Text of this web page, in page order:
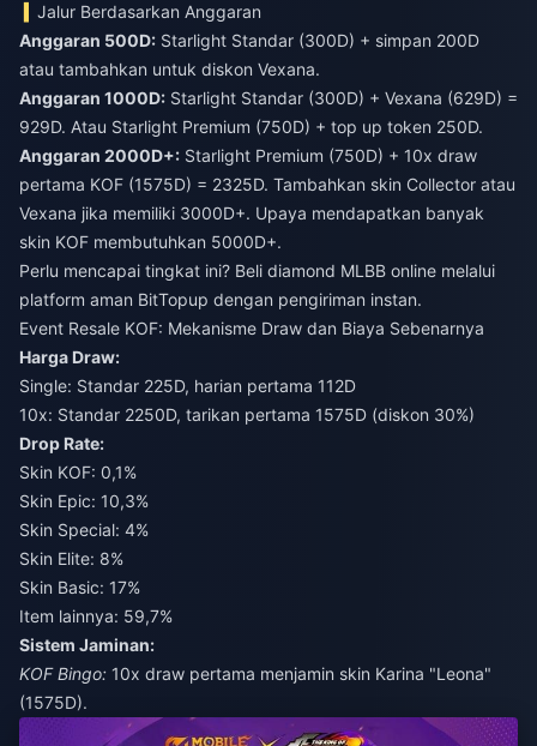
Jalur Berdasarkan Anggaran
Anggaran 500D: Starlight Standar (300D) + simpan 200D
atau tambahkan untuk diskon Vexana.
Anggaran 1000D: Starlight Standar (300D) + Vexana (629D) =
929D. Atau Starlight Premium (750D) + top up token 250D.
Anggaran 2000D+: Starlight Premium (750D) + 10x draw
pertama KOF (1575D) = 2325D. Tambahkan skin Collector atau
Vexana jika memiliki 3000D+. Upaya mendapatkan banyak
skin KOF membutuhkan 5000D+.
Perlu mencapai tingkat ini? Beli diamond MLBB online melalui
platform aman BitTopup dengan pengiriman instan.
Event Resale KOF: Mekanisme Draw dan Biaya Sebenarnya
Harga Draw:
Single: Standar 225D, harian pertama 112D
10x: Standar 2250D, tarikan pertama 1575D (diskon 30%)
Drop Rate:
Skin KOF: 0,1%
Skin Epic: 10,3%
Skin Special: 4%
Skin Elite: 8%
Skin Basic: 17%
Item lainnya: 59,7%
Sistem Jaminan:
KOF Bingo: 10x draw pertama menjamin skin Karina "Leona"
(1575D).